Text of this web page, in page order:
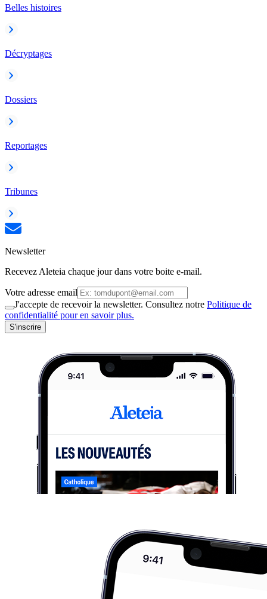
Belles histoires
Décryptages
Dossiers
Reportages
Tribunes
Newsletter
Recevez Aleteia chaque jour dans votre boite e-mail.
Votre adresse email
J'accepte de recevoir la newsletter. Consultez notre Politique de
confidentialité pour en savoir plus.
S'inscrire